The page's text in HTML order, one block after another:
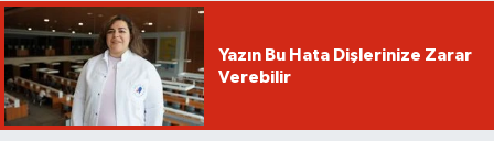
Yazın Bu Hata Dişlerinize Zarar
Verebilir